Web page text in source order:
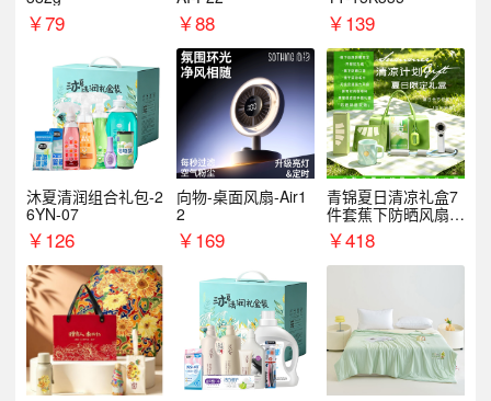
￥79 ￥88 ￥139
沐夏清润组合礼包-2
6YN-07
￥126
向物-桌面风扇-Air1
2
￥169
青锦夏日清凉礼盒7
件套蕉下防晒风扇员
工福利端午伴手礼企
业定制
￥418